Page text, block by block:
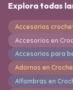
Explora todas
Accesorios
Accesorios en
Accesorios para
Adornos en
Alfombras en